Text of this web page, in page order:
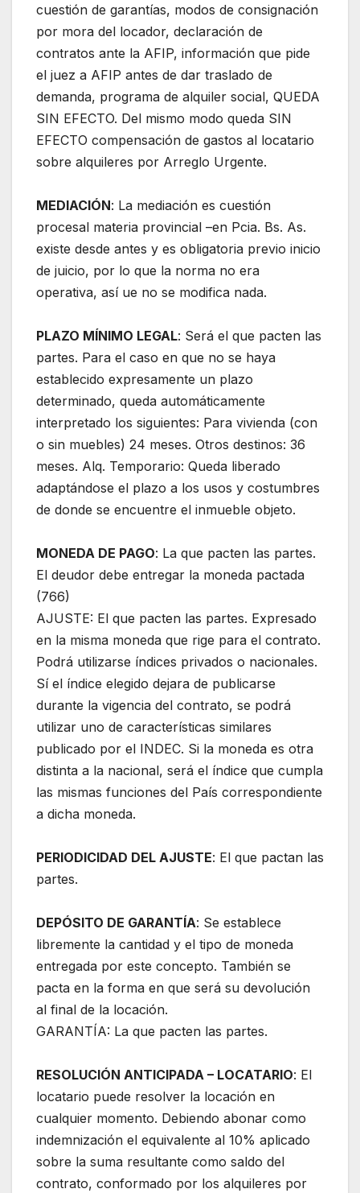
cuestión de garantías, modos de consignación
por mora del locador, declaración de
contratos ante la AFIP, información que pide
el juez a AFIP antes de dar traslado de
demanda, programa de alquiler social, QUEDA
SIN EFECTO. Del mismo modo queda SIN
EFECTO compensación de gastos al locatario
sobre alquileres por Arreglo Urgente.
MEDIACIÓN: La mediación es cuestión
procesal materia provincial –en Pcia. Bs. As.
existe desde antes y es obligatoria previo inicio
de juicio, por lo que la norma no era
operativa, así ue no se modifica nada.
PLAZO MÍNIMO LEGAL: Será el que pacten las
partes. Para el caso en que no se haya
establecido expresamente un plazo
determinado, queda automáticamente
interpretado los siguientes: Para vivienda (con
o sin muebles) 24 meses. Otros destinos: 36
meses. Alq. Temporario: Queda liberado
adaptándose el plazo a los usos y costumbres
de donde se encuentre el inmueble objeto.
MONEDA DE PAGO: La que pacten las partes.
El deudor debe entregar la moneda pactada
(766)
AJUSTE: El que pacten las partes. Expresado
en la misma moneda que rige para el contrato.
Podrá utilizarse índices privados o nacionales.
Sí el índice elegido dejara de publicarse
durante la vigencia del contrato, se podrá
utilizar uno de características similares
publicado por el INDEC. Si la moneda es otra
distinta a la nacional, será el índice que cumpla
las mismas funciones del País correspondiente
a dicha moneda.
PERIODICIDAD DEL AJUSTE: El que pactan las
partes.
DEPÓSITO DE GARANTÍA: Se establece
libremente la cantidad y el tipo de moneda
entregada por este concepto. También se
pacta en la forma en que será su devolución
al final de la locación.
GARANTÍA: La que pacten las partes.
RESOLUCIÓN ANTICIPADA – LOCATARIO: El
locatario puede resolver la locación en
cualquier momento. Debiendo abonar como
indemnización el equivalente al 10% aplicado
sobre la suma resultante como saldo del
contrato, conformado por los alquileres por